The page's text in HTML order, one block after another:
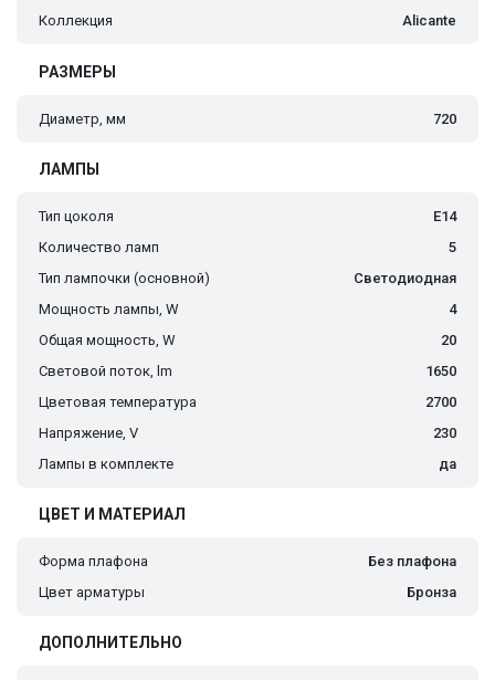
Коллекция
Alicante
РАЗМЕРЫ
Диаметр, мм 720
ЛАМПЫ
Тип цоколя
E14
Количество ламп
5
Тип лампочки (основной)
Светодиодная
Мощность лампы, W
4
Общая мощность, W
20
Световой поток, lm
1650
Цветовая температура
2700
Напряжение, V
230
Лампы в комплекте
да
ЦВЕТ И МАТЕРИАЛ
Форма плафона
Без плафона
Цвет арматуры
Бронза
ДОПОЛНИТЕЛЬНО